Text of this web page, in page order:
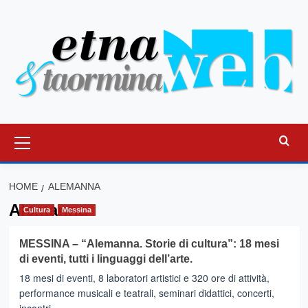
principale
HOME ALEMANNA
Alemanna
Cultura Messina
MESSINA – “Alemanna. Storie di cultura”: 18 mesi
di eventi, tutti i linguaggi dell’arte.
18 mesi di eventi, 8 laboratori artistici e 320 ore di attività,
performance musicali e teatrali, seminari didattici, concerti,